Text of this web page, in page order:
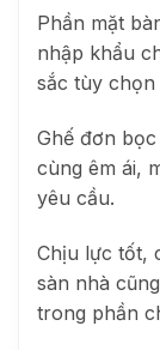
Phần mặt
nhập khẩu
sắc tùy chọn
Ghế đơn
cùng êm ái,
yêu cầu.
Chịu lực tốt,
sàn nhà
trong phần